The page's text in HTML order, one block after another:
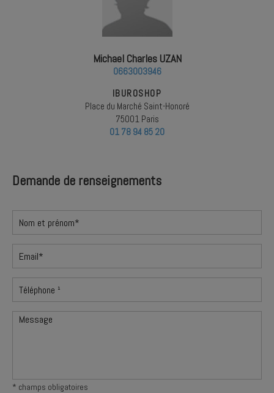
Michael Charles UZAN
0663003946
IBUROSHOP
Place du Marché Saint-Honoré
75001 Paris
01 78 94 85 20
Demande de renseignements
* champs obligatoires